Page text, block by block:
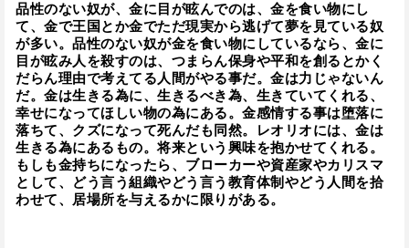
品性のない奴が、金に目が眩んでのは、金を食い物にし
て、金で王国とか金でただ現実から逃げて夢を見ている奴
が多い。品性のない奴が金を食い物にしているなら、金に
目が眩み人を殺すのは、つまらん保身や平和を創るとかく
だらん理由で考えてる人間がやる事だ。金は力じゃないん
だ。金は生きる為に、生きるべき為、生きていてくれる、
幸せになってほしい物の為にある。金感情する事は堕落に
落ちて、クズになって死んだも同然。レオリオには、金は
生きる為にあるもの。将来という興味を抱かせてくれる。
もしも金持ちになったら、ブローカーや資産家やカリスマ
として、どう言う組織やどう言う教育体制やどう人間を拾
わせて、居場所を与えるかに限りがある。